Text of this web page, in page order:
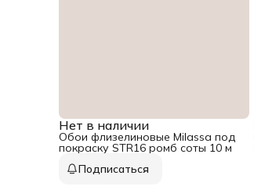
Нет в наличии
Обои флизелиновые Milassa под
покраску STR16 ромб соты 10 м
Подписаться